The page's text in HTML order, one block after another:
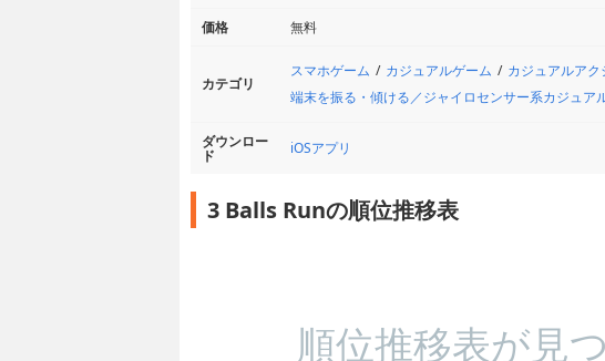
価格
無料
カテゴリ
スマホゲーム カジュアルゲーム
カジュアルア
端末を振る・傾ける／ジャイロセンサー系カジュア
ダウンロー
ド iOSアプリ
3 Balls Runの順位推移表
順位推移表が見